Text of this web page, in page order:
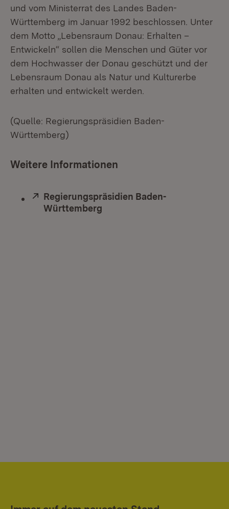
und vom Ministerrat des Landes Baden-
Württemberg im Januar 1992 beschlossen. Unter
dem Motto „Lebensraum Donau: Erhalten –
Entwickeln“ sollen die Menschen und Güter vor
dem Hochwasser der Donau geschützt und der
Lebensraum Donau als Natur und Kulturerbe
erhalten und entwickelt werden.
(Quelle: Regierungspräsidien Baden-
Württemberg)
Weitere Informationen
Extern:
Regierungspräsidien Baden-
Württemberg